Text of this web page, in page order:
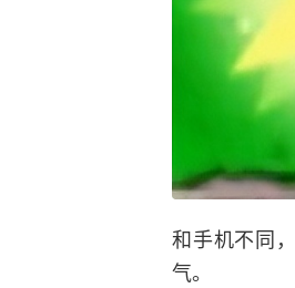
和手机不同
气。